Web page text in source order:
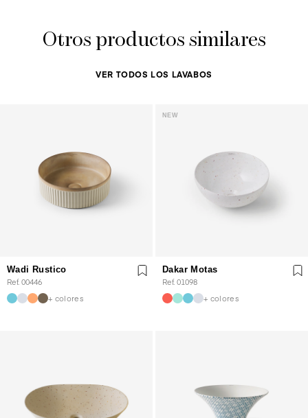
Otros productos similares
VER TODOS LOS LAVABOS
Wadi Rustico
Ref. 00446
+ colores
NEW
Dakar Motas
Ref. 01098
+ colores